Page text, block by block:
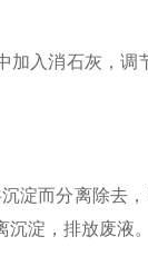
入消石灰，调
而分离除去
淀，排放废液。